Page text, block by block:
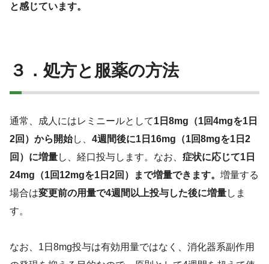
と感じています。
３． 処方と服薬の方法
通常、成人にはレミニールとして1日8mg（1回4mgを1日
2回）から開始し、 4週間後に1日16mg（1回8mgを1日2
回）に増量し、経口投与します。なお、 症状に応じて1日
24mg（1回12mgを1日2回）まで増量できます。 増量する
場合は変更前の用量で4週間以上投与した後に増量しま
す。
なお、1日8mg投与は有効用量ではなく、消化器系副作用